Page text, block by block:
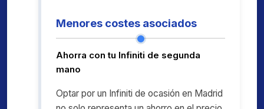
Menores costes asociados
Ahorra con tu Infiniti de segunda
mano
Optar por un Infiniti de ocasión en Madrid